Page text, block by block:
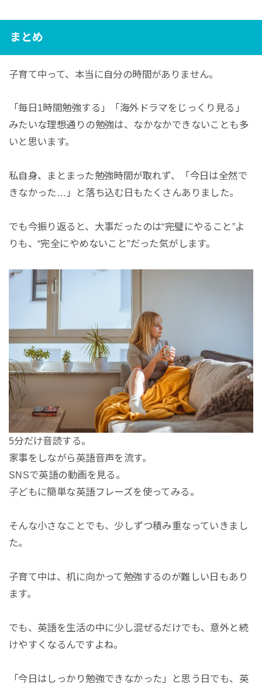
まとめ
子育て中って、本当に自分の時間がありません。
「毎日1時間勉強する」「海外ドラマをじっくり見る」
みたいな理想通りの勉強は、なかなかできないことも多
いと思います。
私自身、まとまった勉強時間が取れず、「今日は全然で
きなかった…」と落ち込む日もたくさんありました。
でも今振り返ると、大事だったのは“完璧にやること”よ
りも、“完全にやめないこと”だった気がします。
5分だけ音読する。
家事をしながら英語音声を流す。
SNSで英語の動画を見る。
子どもに簡単な英語フレーズを使ってみる。
そんな小さなことでも、少しずつ積み重なっていきまし
た。
子育て中は、机に向かって勉強するのが難しい日もあり
ます。
でも、英語を生活の中に少し混ぜるだけでも、意外と続
けやすくなるんですよね。
「今日はしっかり勉強できなかった」と思う日でも、英